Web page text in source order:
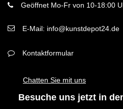
Geöffnet Mo-Fr von 10-18:00
E-Mail: info@kunstdepot24.de
Kontaktformular
Chatten Sie mit uns
Besuche uns jetzt in